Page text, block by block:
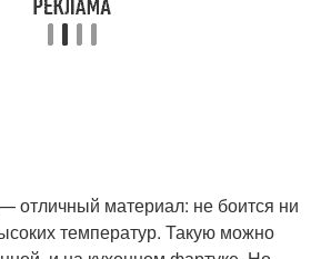
отличный материал: не боится ни
температур. Такую можно